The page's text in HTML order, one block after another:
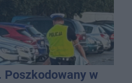
Poszkodowany w